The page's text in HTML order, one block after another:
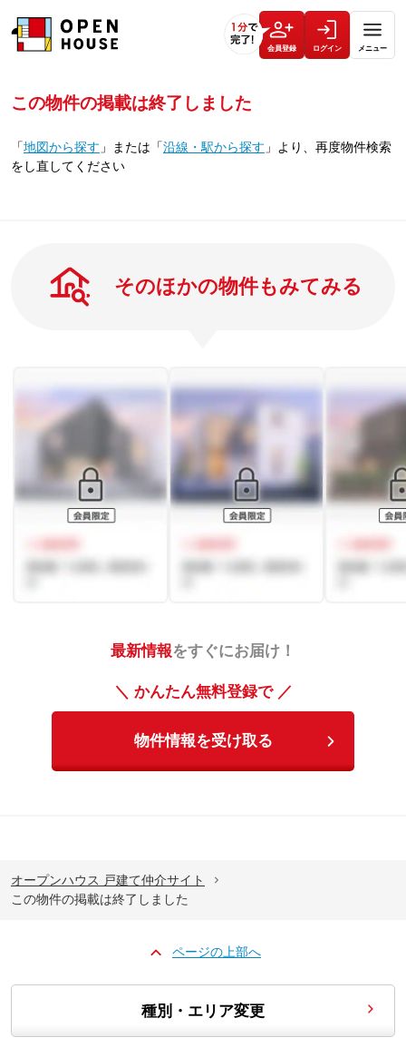
会員登録 ログイン メニュー
この物件の掲載は終了しました
「地図から探す 」 または 「沿線・駅から探す 」 より、再度物件検索
をし直してください
そのほかの物件もみてみる
最新情報をすぐにお届け！
＼ かんたん無料登録で ／
物件情報を受け取る
オープンハウス 戸建て仲介サイト
この物件の掲載は終了しました
ページの上部へ
種別・エリア変更